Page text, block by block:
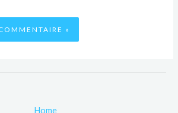
Home